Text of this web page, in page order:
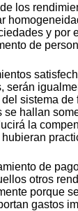
los
y por
de
serán
sistema de
se hallan
la
de
otros
porque
gastos